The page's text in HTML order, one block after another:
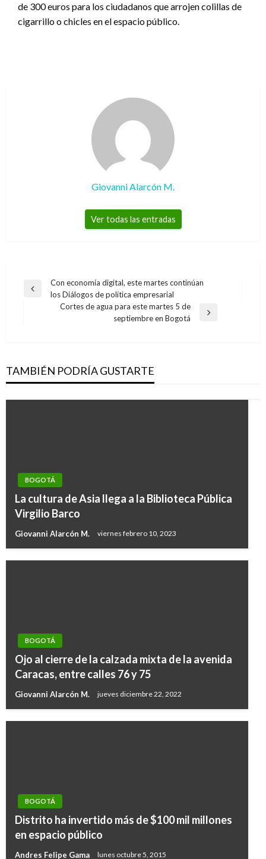
de 300 euros para los ciudadanos que arrojen colillas de
cigarrillo o chicles en el espacio público.
Giovanni Alarcón M.
Ver todas las entradas
Navegación
Entrada
Con economía digital, este martes continúan
los Diálogos de política empresarial
Cortes de agua para este martes 5 de
septiembre en Bogotá
TAMBIÉN PODRÍA GUSTARTE
BOGOTÁ
La cultura de Asia llega a la Biblioteca Pública
Virgilio Barco
Giovanni Alarcón M. viernes febrero 10, 2023
BOGOTÁ
Ojo al cierre de la calzada mixta de la avenida
Caracas, entre calles 76 y 75
Giovanni Alarcón M. jueves diciembre 22, 2022
BOGOTÁ
Distrito ha invertido más de $100 mil millones
en espacio público
Andres Felipe Gama lunes octubre 5, 2015